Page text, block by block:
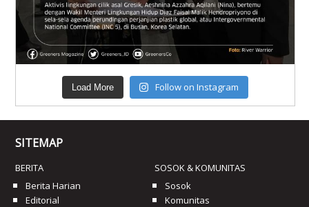
Load More Follow on Instagram
SITEMAP
BERITA
Berita Harian
Editorial
SOSOK & KOMUNITAS
Sosok
Komunitas